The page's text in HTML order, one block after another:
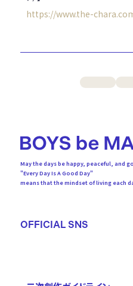
https://www.the-
PREV
May the days be happy, peaceful, and
"Every Day Is A Good Day"
means that the mindset of living each
OFFICIAL SNS